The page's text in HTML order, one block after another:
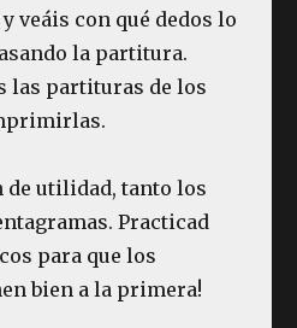
veáis con qué dedos lo
la partitura.
las partituras de los
de utilidad, tanto los
Practicad
para que los
bien a la primera!